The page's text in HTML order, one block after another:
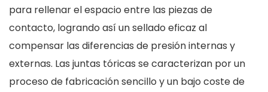
para rellenar el espacio entre las piezas de
contacto, logrando así un sellado eficaz al
compensar las diferencias de presión internas y
externas. Las juntas tóricas se caracterizan por un
proceso de fabricación sencillo y un bajo coste de